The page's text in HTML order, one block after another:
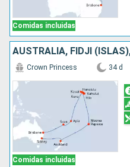
Comidas incluidas
Comidas incluidas
Crown Princess 34 d